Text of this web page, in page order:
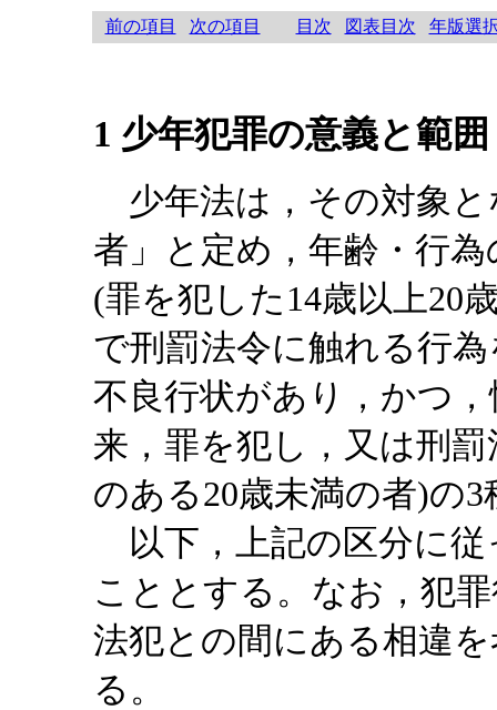
前の項目 次の項目 目次 図表目次 年版選
1 少年犯罪の意義と範囲
少年法は，その対象と
者」と定め，年齢・行
(罪を犯した14歳以上20
で刑罰法令に触れる行
不良行状があり，かつ
来，罪を犯し，又は刑
のある20歳未満の者)の
以下，上記の区分に従
こととする。なお，犯
法犯との間にある相違
る。